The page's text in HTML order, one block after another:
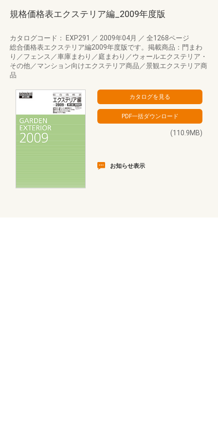
規格価格表エクステリア編_2009年度版
カタログコード： EXP291 ／ 2009年04月 ／ 全1268ページ
総合価格表エクステリア編2009年度版です。掲載商品：門まわ
り／フェンス／車庫まわり／庭まわり／ウォールエクステリア・
その他／マンション向けエクステリア商品／景観エクステリア商
品
(110.9MB)
お知らせ表示